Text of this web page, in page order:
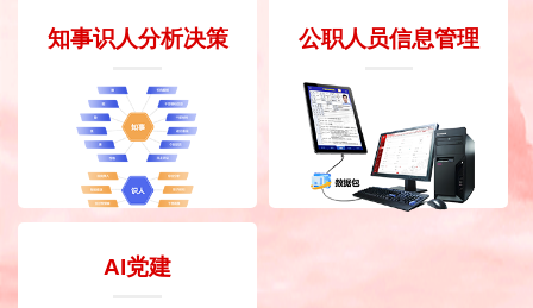
知事识人分析决策 公职人员信息管理
AI党建